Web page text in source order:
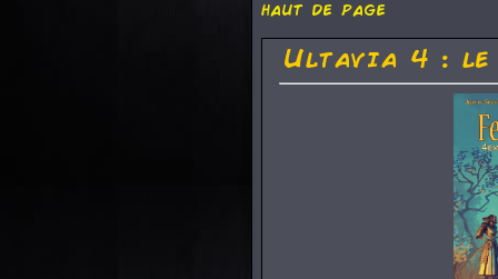
haut de page
Ultavia 4 :